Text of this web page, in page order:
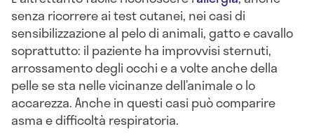
senza ricorrere ai test cutanei, nei casi di
sensibilizzazione al pelo di animali, gatto e cavallo
soprattutto: il paziente ha improvvisi sternuti,
arrossamento degli occhi e a volte anche della
pelle se sta nelle vicinanze dell’animale o lo
accarezza. Anche in questi casi può comparire
asma e difficoltà respiratoria.